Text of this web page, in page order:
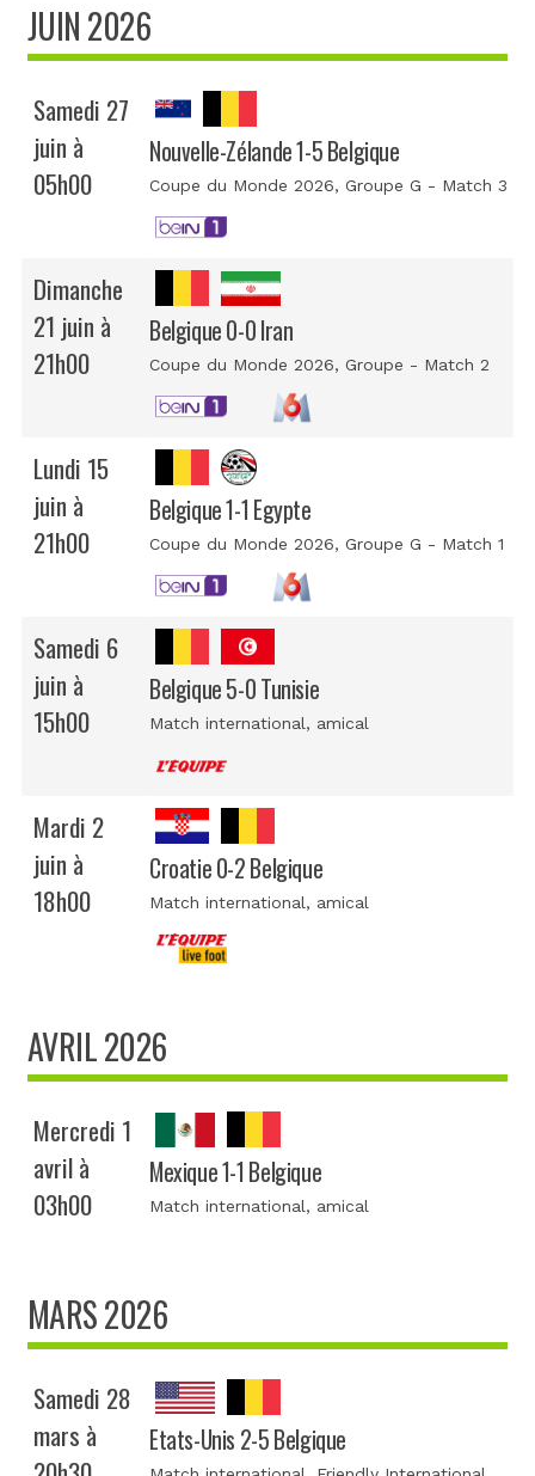
JUIN 2026
Samedi 27
juin à
05h00
Nouvelle-Zélande 1-5 Belgique
Coupe du Monde 2026, Groupe G - Match 3
Dimanche
21 juin à
21h00
Belgique 0-0 Iran
Coupe du Monde 2026, Groupe - Match 2
Lundi 15
juin à
21h00
Belgique 1-1 Egypte
Coupe du Monde 2026, Groupe G - Match 1
Samedi 6
juin à
15h00
Belgique 5-0 Tunisie
Match international, amical
Mardi 2
juin à
18h00
Croatie 0-2 Belgique
Match international, amical
AVRIL 2026
Mercredi 1
avril à
03h00
Mexique 1-1 Belgique
Match international, amical
MARS 2026
Samedi 28
mars à
Etats-Unis 2-5 Belgique